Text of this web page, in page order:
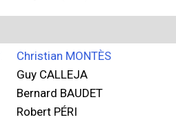
Christian MONTÈS
Guy CALLEJA
Bernard BAUDET
Robert PÉRI